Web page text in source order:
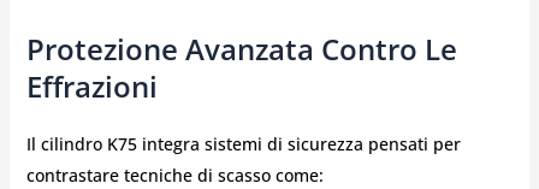
Protezione Avanzata Contro Le
Effrazioni
Il cilindro K75 integra sistemi di sicurezza pensati per
contrastare tecniche di scasso come: